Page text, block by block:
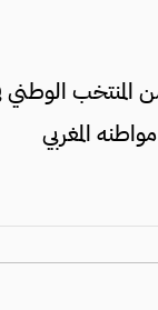
الحالي من المنتخب
مواطنه المغربي